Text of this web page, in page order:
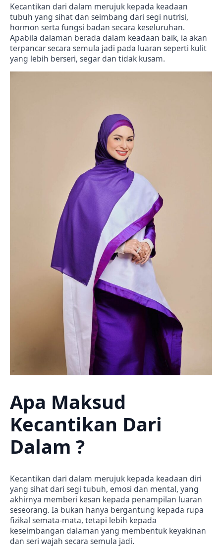
Kecantikan dari dalam merujuk kepada keadaan
tubuh yang sihat dan seimbang dari segi nutrisi,
hormon serta fungsi badan secara keseluruhan.
Apabila dalaman berada dalam keadaan baik, ia akan
terpancar secara semula jadi pada luaran seperti kulit
yang lebih berseri, segar dan tidak kusam.
Apa Maksud
Kecantikan Dari
Dalam ?
Kecantikan dari dalam merujuk kepada keadaan diri
yang sihat dari segi tubuh, emosi dan mental, yang
akhirnya memberi kesan kepada penampilan luaran
seseorang. Ia bukan hanya bergantung kepada rupa
fizikal semata-mata, tetapi lebih kepada
keseimbangan dalaman yang membentuk keyakinan
dan seri wajah secara semula jadi.